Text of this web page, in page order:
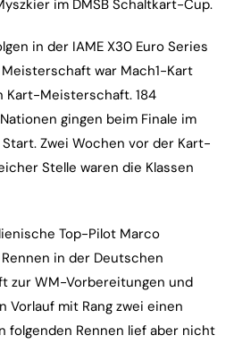
im DMSB Schaltkart-Cup.
in der IAME X30 Euro Series
war Mach1-Kart
Kart-Meisterschaft. 184
gingen beim Finale im
Zwei Wochen vor der Kart-
Stelle waren die Klassen
Top-Pilot Marco
in der Deutschen
zur WM-Vorbereitungen und
mit Rang zwei einen
folgenden Rennen lief aber nicht